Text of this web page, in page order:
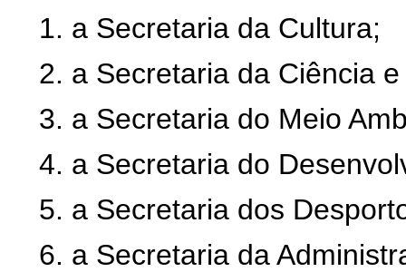
1. a Secretaria da Cultura;
2. a Secretaria da Ciência
3. a Secretaria do Meio
4. a Secretaria do
5. a Secretaria dos
6. a Secretaria da